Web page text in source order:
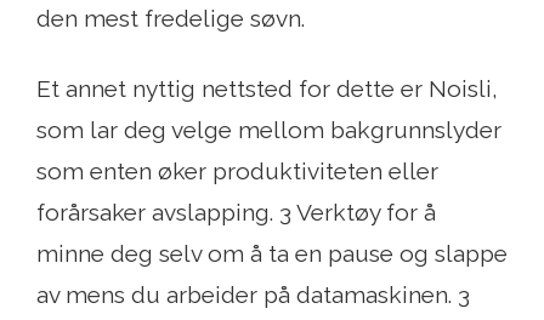
den mest fredelige søvn.
Et annet nyttig nettsted for dette er Noisli,
som lar deg velge mellom bakgrunnslyder
som enten øker produktiviteten eller
forårsaker avslapping. 3 Verktøy for å
minne deg selv om å ta en pause og slappe
av mens du arbeider på datamaskinen. 3